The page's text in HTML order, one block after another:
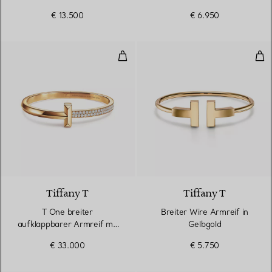
€ 13.500
€ 6.950
T One breiter aufklappbarer
Tiffany T
T One breiter
aufklappbarer Armreif mit
€ 33.000
Tiffany T
Breiter Wire Armreif in
Gelbgold
€ 5.750